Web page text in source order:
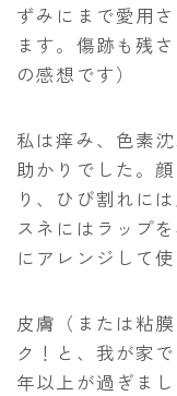
ずみにまで愛用
ます。傷跡も残
の感想です）
私は痒み、色素
助かりでした。
り、ひび割れに
スネにはラップ
にアレンジして
皮膚（または粘
ク！と、我が家
年以上が過ぎま